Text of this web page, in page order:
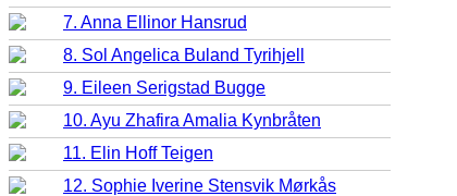
7. Anna Ellinor Hansrud
8. Sol Angelica Buland Tyrihjell
9. Eileen Serigstad Bugge
10. Ayu Zhafira Amalia Kynbråten
11. Elin Hoff Teigen
12. Sophie Iverine Stensvik Mørkås